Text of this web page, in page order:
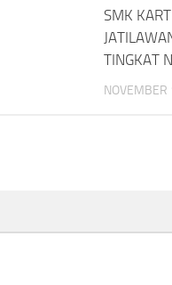
SMK
TINGKAT